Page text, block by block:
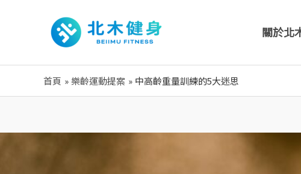
關於北
首頁 樂齡運動提案 中高齡重量訓練的5大迷思